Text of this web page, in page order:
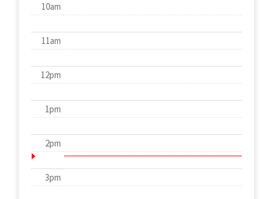
10am
11am
12pm
1pm
2pm
3pm